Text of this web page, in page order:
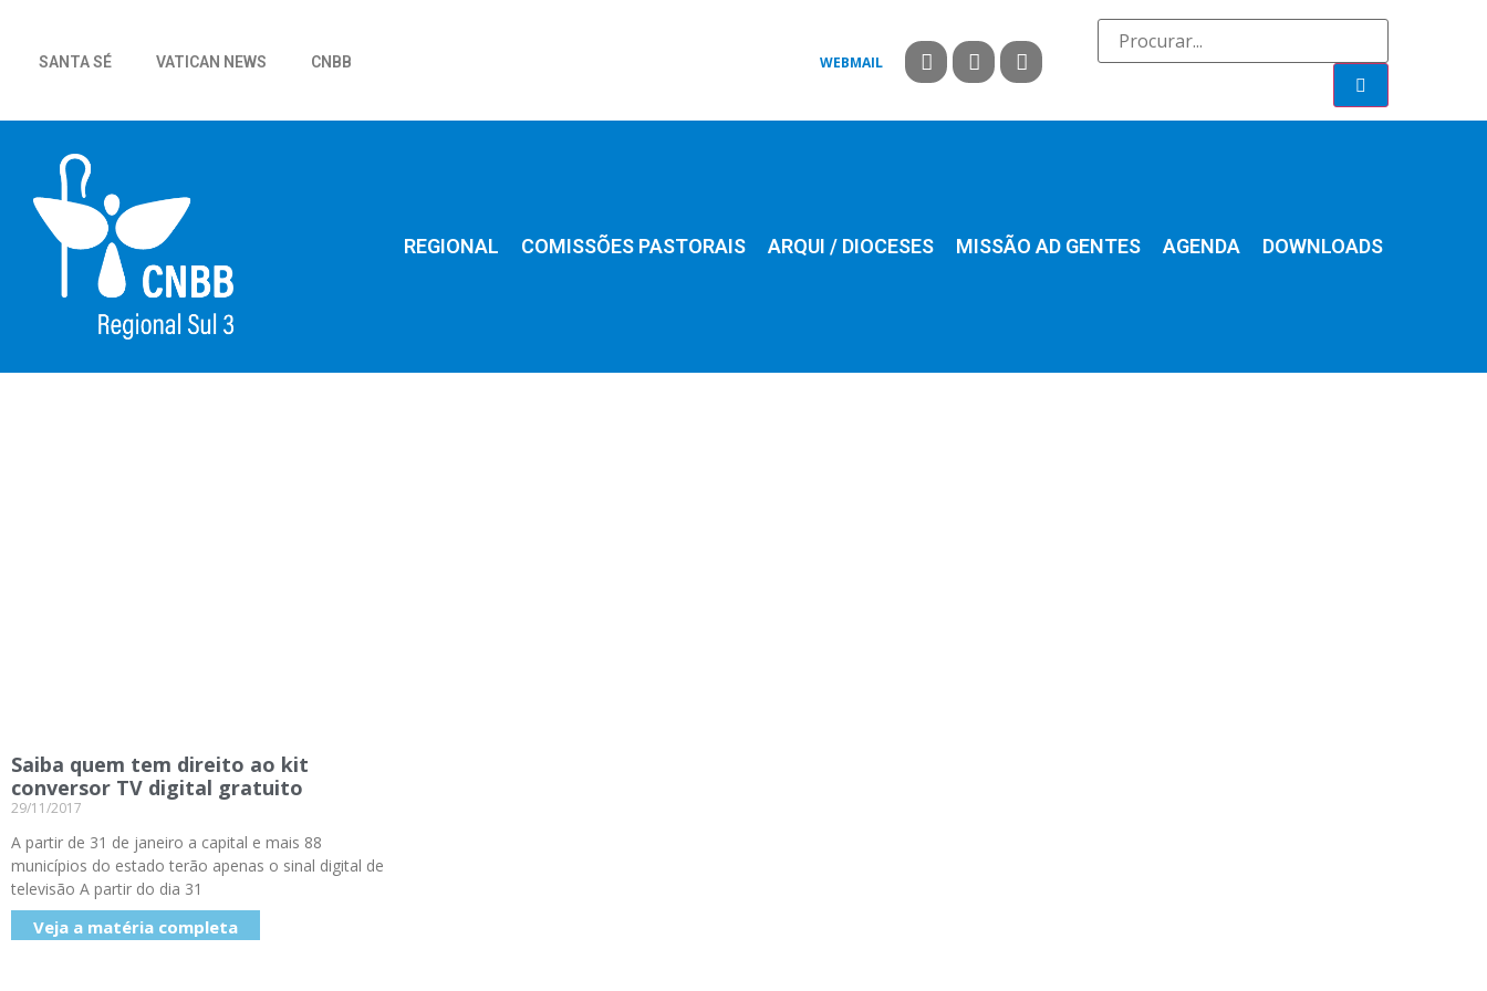
SANTA SÉ VATICAN NEWS CNBB WEBMAIL
REGIONAL COMISSÕES PASTORAIS ARQUI / DIOCESES MISSÃO AD GENTES AGENDA DOWNLOADS
Saiba quem tem direito ao kit
conversor TV digital gratuito
29/11/2017
A partir de 31 de janeiro a capital e mais 88
municípios do estado terão apenas o sinal digital de
televisão A partir do dia 31
Veja a matéria completa